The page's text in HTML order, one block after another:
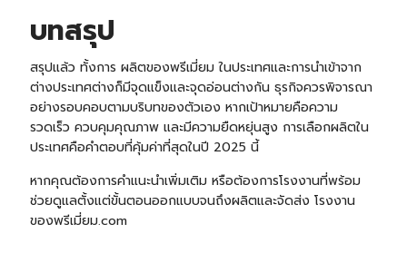
บทสรุป
สรุปแล้ว ทั้งการ ผลิตของพรีเมี่ยม ในประเทศและการนำเข้าจาก
ต่างประเทศต่างก็มีจุดแข็งและจุดอ่อนต่างกัน ธุรกิจควรพิจารณา
อย่างรอบคอบตามบริบทของตัวเอง หากเป้าหมายคือความ
รวดเร็ว ควบคุมคุณภาพ และมีความยืดหยุ่นสูง การเลือกผลิตใน
ประเทศคือคำตอบที่คุ้มค่าที่สุดในปี 2025 นี้
หากคุณต้องการคำแนะนำเพิ่มเติม หรือต้องการโรงงานที่พร้อม
ช่วยดูแลตั้งแต่ขั้นตอนออกแบบจนถึงผลิตและจัดส่ง โรงงาน
ของพรีเมี่ยม.com